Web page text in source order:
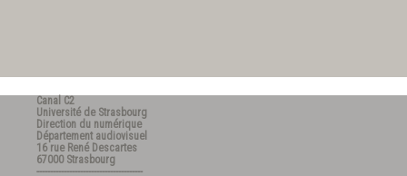
Canal C2
Université de Strasbourg
Direction du numérique
Département audiovisuel
16 rue René Descartes
67000 Strasbourg
---------------------------------------